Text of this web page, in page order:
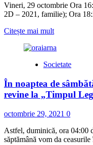
de
cursuri
de
pentru
Vineri, 29 octombrie Ora
2D – 2021, familie); Ora
Citește mai multRead
about
Călimani
Topliţa
Societate
În noaptea de
revine la „Timpul
octombrie 29, 2021 0
Astfel, duminică, ora 04:00
săptămână vom da